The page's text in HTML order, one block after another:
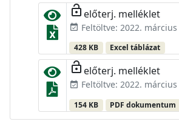
lock_open előterj. melléklet
event_available Feltöltve: 2022. március
428 KB Excel táblázat
lock_open előterj. melléklet
event_available Feltöltve: 2022. március
154 KB PDF dokumentum